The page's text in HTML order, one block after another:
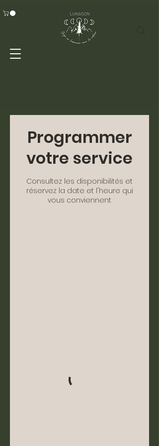
Programmer
votre service
Consultez les disponibilités et
réservez la date et l'heure qui
vous conviennent